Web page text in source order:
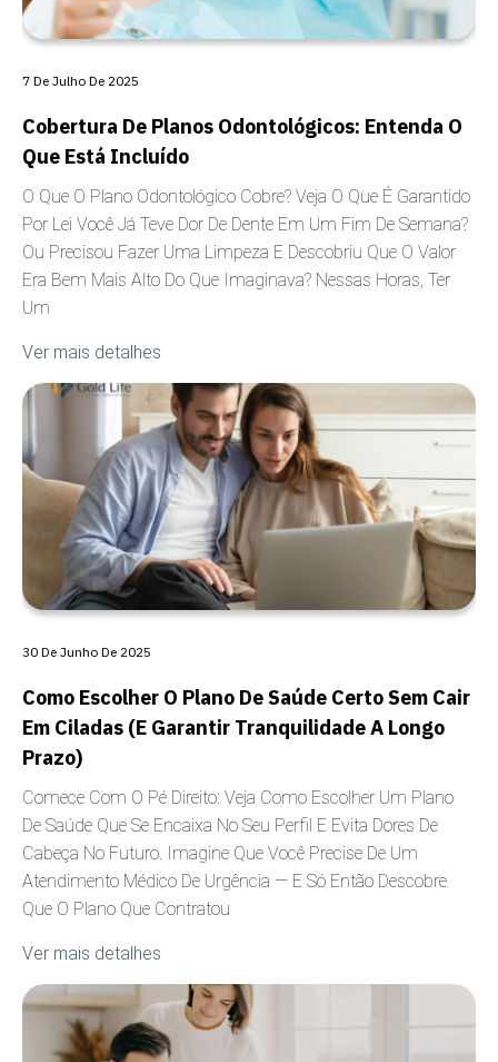
Cobertura De Planos Odontológicos: Entenda O
Que Está Incluído
O Que O Plano Odontológico Cobre? Veja O Que É Garantido
Por Lei Você Já Teve Dor De Dente Em Um Fim De Semana?
Ou Precisou Fazer Uma Limpeza E Descobriu Que O Valor
Era Bem Mais Alto Do Que Imaginava? Nessas Horas, Ter
Um
Ver mais detalhes
7 De Julho De 2025
Como Escolher O Plano De Saúde Certo Sem Cair
Em Ciladas (e Garantir Tranquilidade A Longo
Prazo)
Comece Com O Pé Direito: Veja Como Escolher Um Plano
De Saúde Que Se Encaixa No Seu Perfil E Evita Dores De
Cabeça No Futuro. Imagine Que Você Precise De Um
Atendimento Médico De Urgência — E Só Então Descobre
Que O Plano Que Contratou
Ver mais detalhes
30 De Junho De 2025